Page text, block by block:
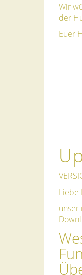
Wir
der
Euer
Liebe
unser